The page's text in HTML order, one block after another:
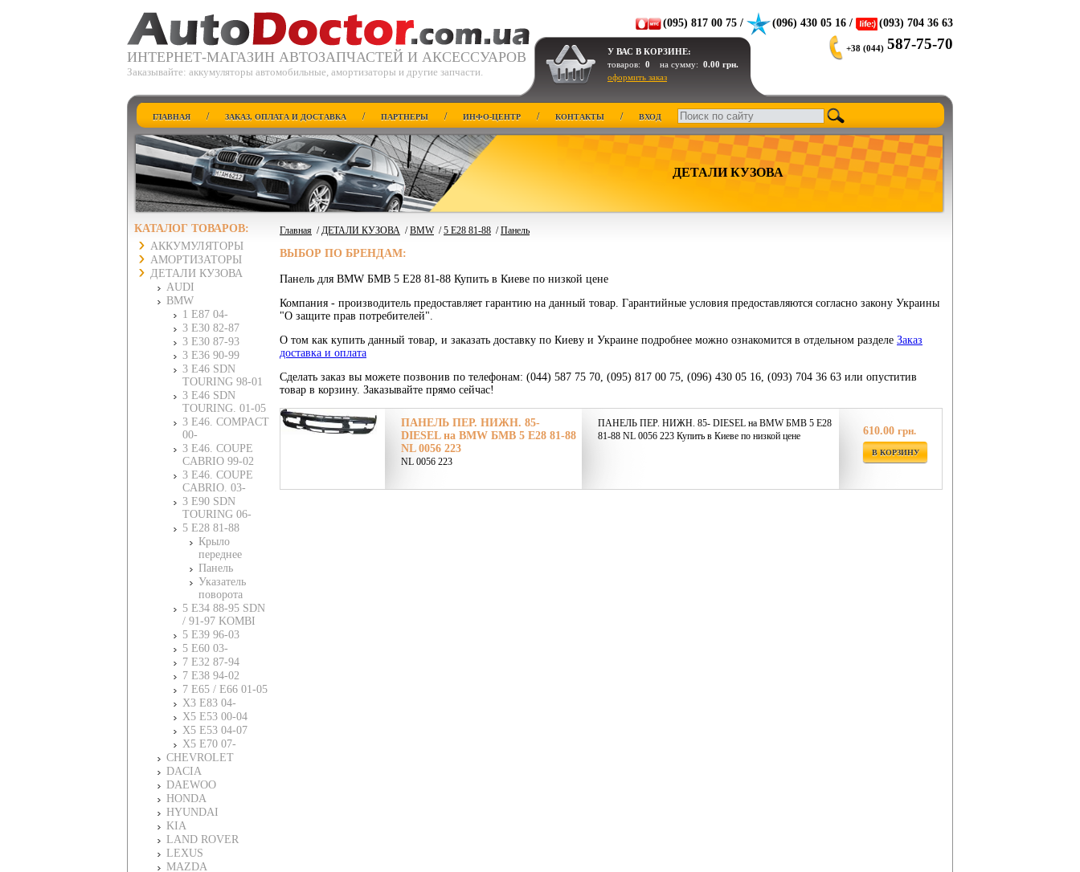
ИНТЕРНЕТ-МАГАЗИН АВТОЗАПЧАСТЕЙ И АКСЕССУАРОВ
Заказывайте: аккумуляторы автомобильные, амортизаторы и другие запчасти.
(095) 817 00 75 / (096) 430 05 16 / (093) 704 36 63
У ВАС В КОРЗИНЕ:
товаров: 0 на сумму: 0.00 грн.
оформить заказ
+38 (044) 587-75-70
ГЛАВНАЯ / ЗАКАЗ, ОПЛАТА И ДОСТАВКА / ПАРТНЕРЫ / ИНФО-ЦЕНТР / КОНТАКТЫ / ВХОД
ДЕТАЛИ КУЗОВА
КАТАЛОГ ТОВАРОВ:
АККУМУЛЯТОРЫ
АМОРТИЗАТОРЫ
ДЕТАЛИ КУЗОВА
AUDI
BMW
1 E87 04-
3 E30 82-87
3 E30 87-93
3 E36 90-99
3 E46 SDN
TOURING 98-01
3 E46 SDN
TOURING. 01-05
3 E46. COMPACT
00-
3 E46. COUPE
CABRIO 99-02
3 E46. COUPE
CABRIO. 03-
3 E90 SDN
TOURING 06-
5 E28 81-88
Крыло
переднее
Панель
Указатель
поворота
5 E34 88-95 SDN
/ 91-97 KOMBI
5 E39 96-03
5 E60 03-
7 E32 87-94
7 E38 94-02
7 E65 / E66 01-05
X3 E83 04-
X5 E53 00-04
X5 E53 04-07
X5 E70 07-
CHEVROLET
DACIA
DAEWOO
HONDA
HYUNDAI
KIA
LAND ROVER
LEXUS
MAZDA
Главная /ДЕТАЛИ КУЗОВА /BMW/5 E28 81-88 /Панель
ВЫБОР ПО БРЕНДАМ:
Панель для BMW БМВ 5 E28 81-88 Купить в Киеве по низкой цене
Компания - производитель предоставляет гарантию на данный товар. Гарантийные условия предоставляются согласно закону Украины
"О защите прав потребителей".
О том как купить данный товар, и заказать доставку по Киеву и Украине подробнее можно ознакомится в отдельном разделе Заказ
доставка и оплата
Сделать заказ вы можете позвонив по телефонам: (044) 587 75 70, (095) 817 00 75, (096) 430 05 16, (093) 704 36 63 или опуститив
товар в корзину. Заказывайте прямо сейчас!
ПАНЕЛЬ ПЕР. НИЖН. 85-
DIESEL на BMW БМВ 5 E28 81-88
NL 0056 223
NL 0056 223
ПАНЕЛЬ ПЕР. НИЖН. 85- DIESEL на BMW БМВ 5 E28
81-88 NL 0056 223 Купить в Киеве по низкой цене
610.00 грн.
В КОРЗИНУ